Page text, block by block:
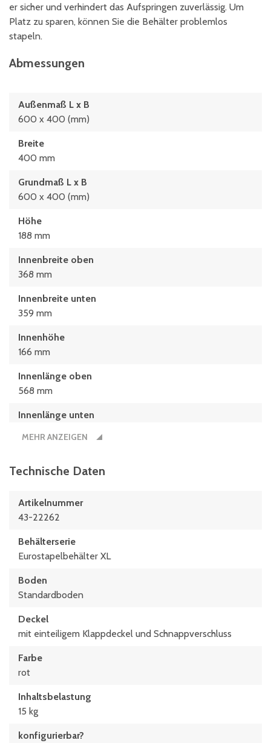
er sicher und verhindert das Aufspringen zuverlässig. Um
Platz zu sparen, können Sie die Behälter problemlos
stapeln.
Abmessungen
Außenmaß L x B
600 x 400 (mm)
Breite
400 mm
Grundmaß L x B
600 x 400 (mm)
Höhe
188 mm
Innenbreite oben
368 mm
Innenbreite unten
359 mm
Innenhöhe
166 mm
Innenlänge oben
568 mm
Innenlänge unten
559 x 359 x 166 (mm)
600 mm
600 x 400 (mm)
MEHR ANZEIGEN
Technische Daten
Artikelnummer
43-22262
Behälterserie
Eurostapelbehälter XL
Boden
Standardboden
Deckel
mit einteiligem Klappdeckel und Schnappverschluss
Farbe
rot
Inhaltsbelastung
15 kg
konfigurierbar?